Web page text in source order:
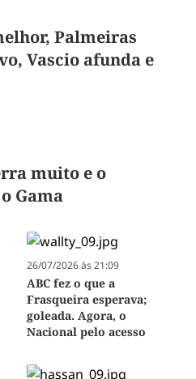
Palmeiras
Vascio afunda e
muito e o
Gama
26/07/2026 às 21:09
ABC fez o que a
Frasqueira esperava;
goleada. Agora, o
Nacional pelo acesso